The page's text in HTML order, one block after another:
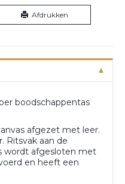
Afdrukken
boodschappentas
afgezet met leer.
Ritsvak aan de
wordt afgesloten met
en heeft een